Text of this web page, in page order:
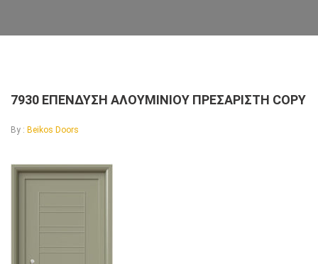
7930 ΕΠΕΝΔΥΣΗ ΑΛΟΥΜΙΝΙΟΥ ΠΡΕΣΑΡΙΣΤΗ COPY
By : Beikos Doors